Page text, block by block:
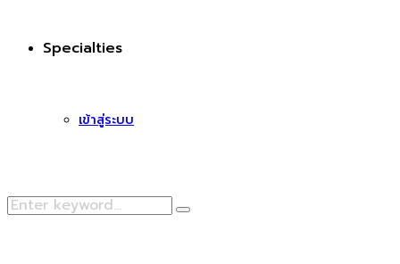
Specialties
เข้าสู่ระบบ
Search
Search